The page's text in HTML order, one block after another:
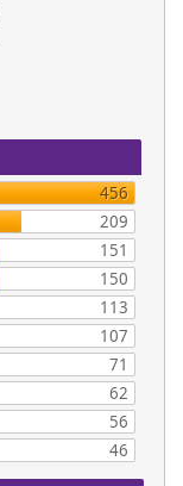
456
209
151
150
113
107
71
62
56
46